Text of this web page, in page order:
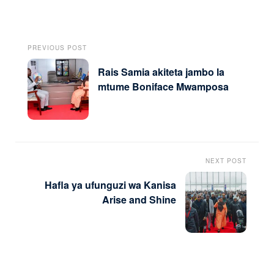
PREVIOUS POST
Rais Samia akiteta jambo la
mtume Boniface Mwamposa
NEXT POST
Hafla ya ufunguzi wa Kanisa
Arise and Shine